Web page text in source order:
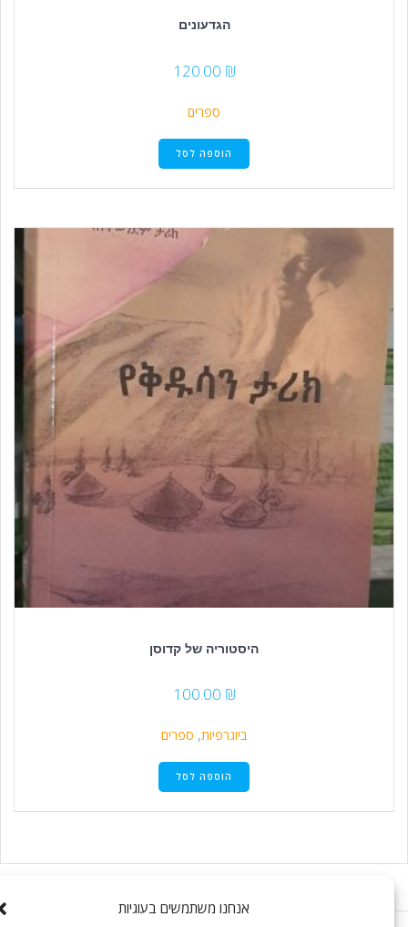
אנחנו משתמשים בעוגיות
הגדעונים
120.00
ספרים
הוספה לסל
היסטוריה של קדוסן
100.00
ביוגרפיות,ספרים
הוספה לסל